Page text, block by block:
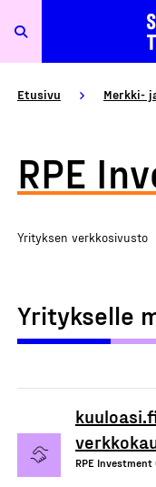
Etusivu Merkki-
RPE
Yrityksen verkkosivusto
Yritykselle
RPE Investment